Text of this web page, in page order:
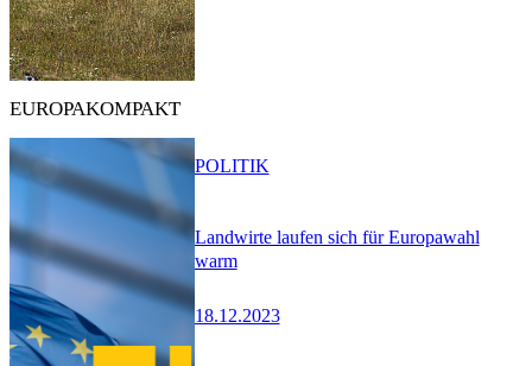
EUROPAKOMPAKT
Landwirte laufen sich für Europawahl
warm
18.12.2023
POLITIK